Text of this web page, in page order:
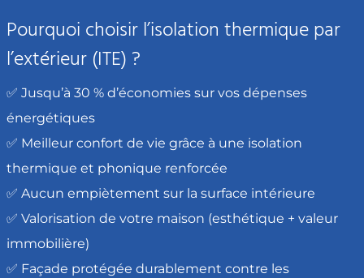
Pourquoi choisir l’isolation thermique par
l’extérieur (ITE) ?
✅ Jusqu’à 30 % d’économies sur vos dépenses
énergétiques
✅ Meilleur confort de vie grâce à une isolation
thermique et phonique renforcée
✅ Aucun empiètement sur la surface intérieure
✅ Valorisation de votre maison (esthétique + valeur
immobilière)
✅ Façade protégée durablement contre les